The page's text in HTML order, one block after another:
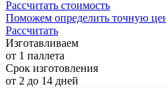
Рассчитать стоимость
Поможем определить точную
Рассчитать
Изготавливаем
от 1 паллета
Срок изготовления
от 2 до 14 дней